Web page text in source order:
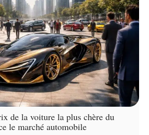
de la voiture la plus chère du
le marché automobile